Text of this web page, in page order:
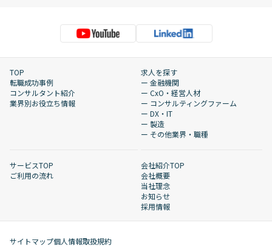
TOP
転職成功事例
コンサルタント紹介
業界別お役立ち情報
求人を探す
ー 金融機関
ー CxO・経営人材
ー コンサルティングファーム
ー DX・IT
ー 製造
ー その他業界・職種
サービスTOP
ご利用の流れ
会社紹介TOP
会社概要
当社理念
お知らせ
採用情報
サイトマップ個人情報取扱規約